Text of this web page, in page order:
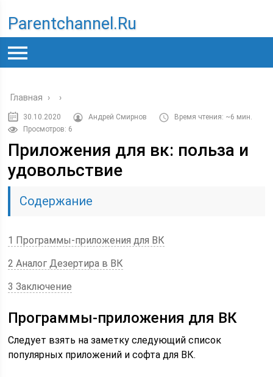
Parentchannel.ru
Главная › ›
30.10.2020 Андрей Смирнов
Время чтения: ~6 мин.
Просмотров: 6
Приложения для вк: польза и
удовольствие
Содержание
1 Программы-приложения для ВК
2 Аналог Дезертира в ВК
3 Заключение
Программы-приложения для ВК
Следует взять на заметку следующий список
популярных приложений и софта для ВК.